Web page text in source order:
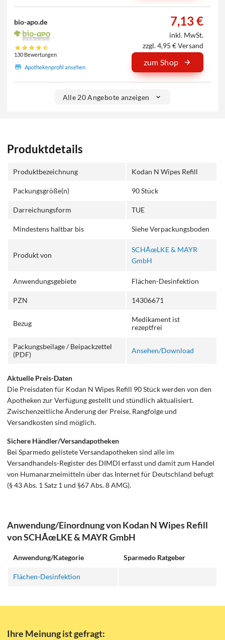
bio-apo.de
130 Bewertungen
Apothekenprofil ansehen
7,13 €
inkl. MwSt.
zzgl. 4,95 € Versand
zum Shop
Alle 20 Angebote anzeigen
Produktdetails
Produktbezeichnung Kodan N Wipes Refill
Packungsgröße(n) 90 Stück
Darreichungsform TUE
Mindestens haltbar bis Siehe Verpackungsboden
Produkt von
SCHÃœLKE & MAYR
GmbH
Anwendungsgebiete Flächen-Desinfektion
PZN 14306671
Bezug
Medikament ist
rezeptfrei
Packungsbeilage / Beipackzettel
(PDF)
Ansehen/Download
Aktuelle Preis-Daten
Die Preisdaten für Kodan N Wipes Refill 90 Stück werden von den
Apotheken zur Verfügung gestellt und stündlich aktualisiert.
Zwischenzeitliche Änderung der Preise, Rangfolge und
Versandkosten sind möglich.
Sichere Händler/Versandapotheken
Bei Sparmedo gelistete Versandapotheken sind alle im
Versandhandels-Register des DIMDI erfasst und damit zum Handel
von Humanarzneimitteln über das Internet für Deutschland befugt
(§ 43 Abs. 1 Satz 1 und §67 Abs. 8 AMG).
Anwendung/Einordnung von Kodan N Wipes Refill
von SCHÃœLKE & MAYR GmbH
Anwendung/Kategorie Sparmedo Ratgeber
Flächen-Desinfektion
Ihre Meinung ist gefragt: